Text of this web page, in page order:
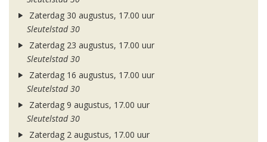
Zaterdag 30 augustus, 17.00 uur
Sleutelstad 30
Zaterdag 23 augustus, 17.00 uur
Sleutelstad 30
Zaterdag 16 augustus, 17.00 uur
Sleutelstad 30
Zaterdag 9 augustus, 17.00 uur
Sleutelstad 30
Zaterdag 2 augustus, 17.00 uur